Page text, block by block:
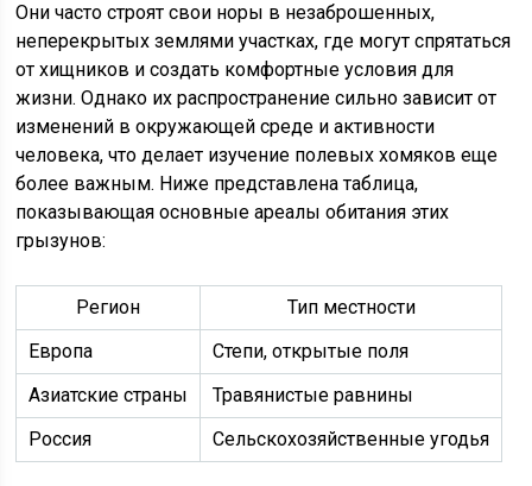
Они часто строят свои норы в незаброшенных,
неперекрытых землями участках, где могут спрятаться
от хищников и создать комфортные условия для
жизни. Однако их распространение сильно зависит от
изменений в окружающей среде и активности
человека, что делает изучение полевых хомяков еще
более важным. Ниже представлена таблица,
показывающая основные ареалы обитания этих
грызунов:
Регион
Тип местности
Европа
Степи, открытые поля
Азиатские страны
Травянистые равнины
Россия
Сельскохозяйственные угодья